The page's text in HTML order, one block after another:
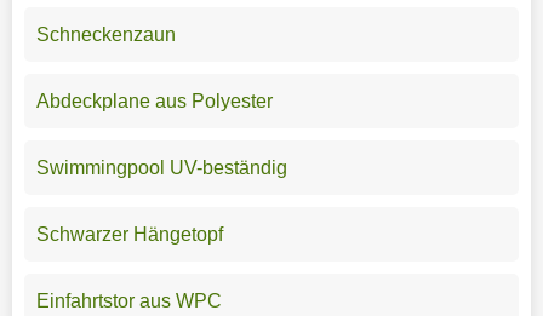
Schneckenzaun
Abdeckplane aus Polyester
Swimmingpool UV-beständig
Schwarzer Hängetopf
Einfahrtstor aus WPC